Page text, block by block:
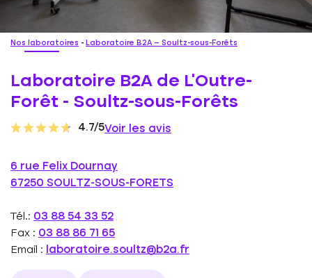
Nos laboratoires - Laboratoire B2A – Soultz-sous-Forêts
Laboratoire B2A de L'Outre-
Forêt - Soultz-sous-Forêts
4.7/5Voir les avis
6 rue Felix Dournay
67250 SOULTZ-SOUS-FORETS
Tél.: 03 88 54 33 52
Fax : 03 88 86 71 65
Email :
laboratoire.soultz@b2a.fr